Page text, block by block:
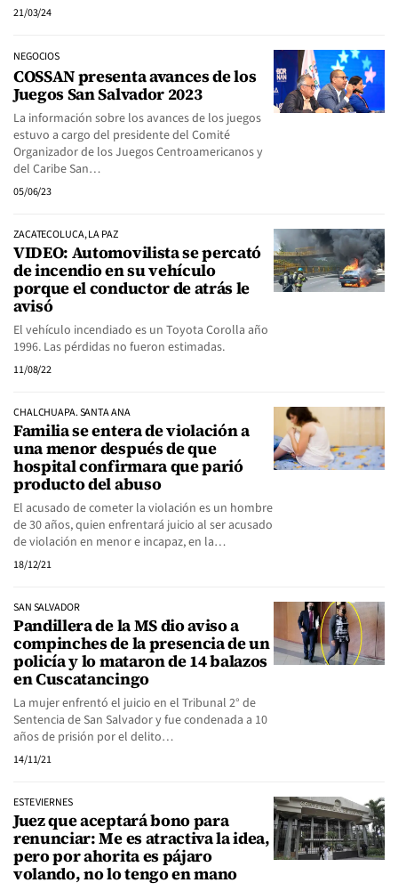
21/03/24
NEGOCIOS
COSSAN presenta avances de los
Juegos San Salvador 2023
La información sobre los avances de los juegos
estuvo a cargo del presidente del Comité
Organizador de los Juegos Centroamericanos y
del Caribe San…
05/06/23
ZACATECOLUCA, LA PAZ
VIDEO: Automovilista se percató
de incendio en su vehículo
porque el conductor de atrás le
avisó
El vehículo incendiado es un Toyota Corolla año
1996. Las pérdidas no fueron estimadas.
11/08/22
CHALCHUAPA. SANTA ANA
Familia se entera de violación a
una menor después de que
hospital confirmara que parió
producto del abuso
El acusado de cometer la violación es un hombre
de 30 años, quien enfrentará juicio al ser acusado
de violación en menor e incapaz, en la…
18/12/21
SAN SALVADOR
Pandillera de la MS dio aviso a
compinches de la presencia de un
policía y lo mataron de 14 balazos
en Cuscatancingo
La mujer enfrentó el juicio en el Tribunal 2° de
Sentencia de San Salvador y fue condenada a 10
años de prisión por el delito…
14/11/21
ESTE VIERNES
Juez que aceptará bono para
renunciar: Me es atractiva la idea,
pero por ahorita es pájaro
volando, no lo tengo en mano